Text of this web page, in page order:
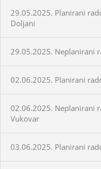
29.05.2025. Planirani
Doljani
29.05.2025. Neplanirani
02.06.2025. Planirani
02.06.2025. Neplanirani
Vukovar
03.06.2025. Planirani